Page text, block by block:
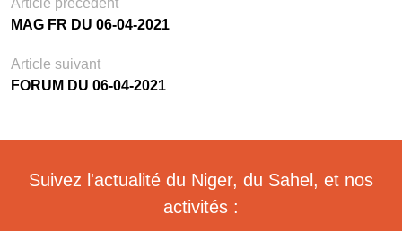
Article précédent
MAG FR DU 06-04-2021
Article suivant
FORUM DU 06-04-2021
Suivez l'actualité du Niger, du Sahel, et nos
activités :